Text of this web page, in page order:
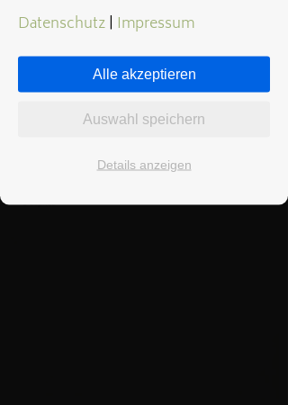
Datenschutz| Impressum
Alle akzeptieren
Auswahl speichern
Details anzeigen